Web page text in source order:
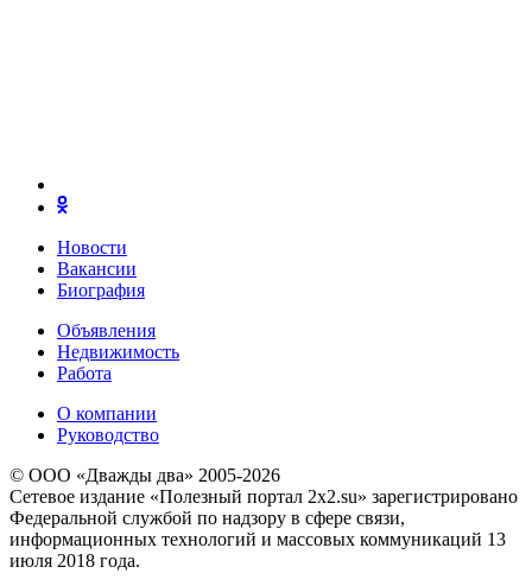
Новости
Вакансии
Биография
Объявления
Недвижимость
Работа
О компании
Руководство
© ООО «Дважды два» 2005-2026
Сетевое издание «Полезный портал 2x2.su» зарегистрировано
Федеральной службой по надзору в сфере связи,
информационных технологий и массовых коммуникаций 13
июля 2018 года.